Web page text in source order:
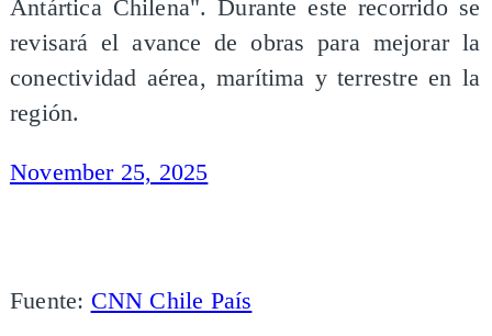
Antártica Chilena". Durante este recorrido se
revisará el avance de obras para mejorar la
conectividad aérea, marítima y terrestre en la
región.
November 25, 2025
Fuente: CNN Chile País